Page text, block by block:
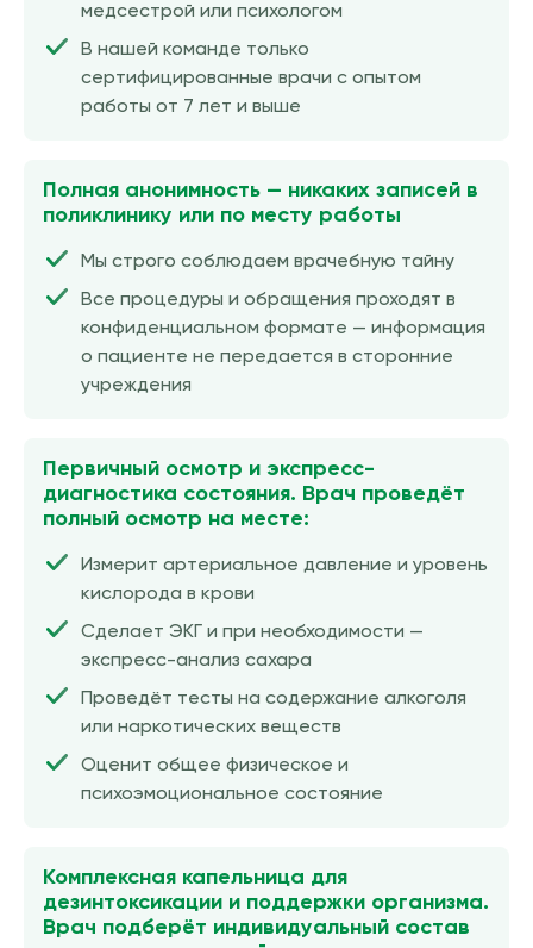
медсестрой или психологом
В нашей команде только
сертифицированные врачи с опытом
работы от 7 лет и выше
Полная анонимность — никаких записей в
поликлинику или по месту работы
Мы строго соблюдаем врачебную тайну
Все процедуры и обращения проходят в
конфиденциальном формате — информация
о пациенте не передается в сторонние
учреждения
Первичный осмотр и экспресс-
диагностика состояния. Врач проведёт
полный осмотр на месте:
Измерит артериальное давление и уровень
кислорода в крови
Сделает ЭКГ и при необходимости —
экспресс-анализ сахара
Проведёт тесты на содержание алкоголя
или наркотических веществ
Оценит общее физическое и
психоэмоциональное состояние
Комплексная капельница для
дезинтоксикации и поддержки организма.
Врач подберёт индивидуальный состав